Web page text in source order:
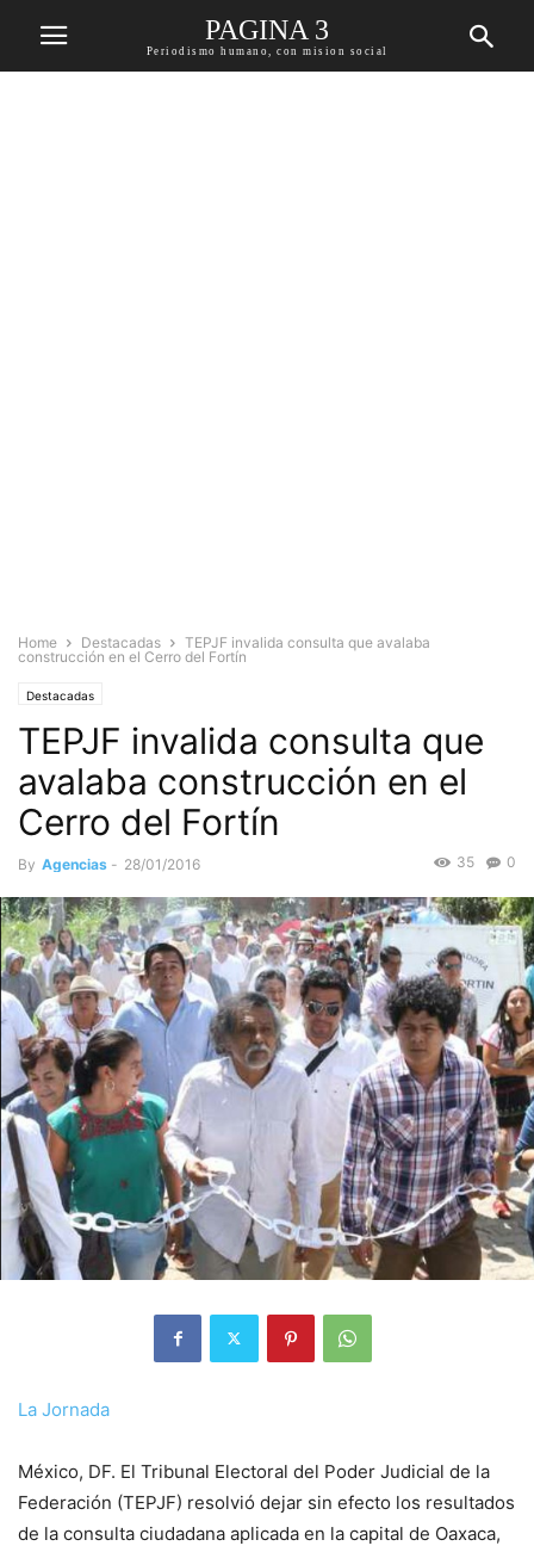
PAGINA 3
Periodismo humano, con mision social
Home Destacadas
TEPJF invalida consulta que avalaba
construcción en el Cerro del Fortín
Destacadas
TEPJF invalida consulta que
avalaba construcción en el
Cerro del Fortín
By Agencias - 28/01/2016 0
35
La Jornada
México, DF. El Tribunal Electoral del Poder Judicial de la
Federación (TEPJF) resolvió dejar sin efecto los resultados
de la consulta ciudadana aplicada en la capital de Oaxaca,